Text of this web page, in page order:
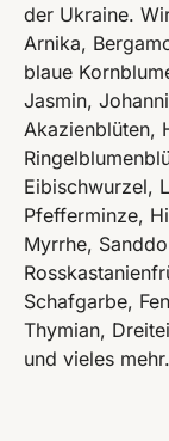
der Ukraine.
Arnika,
blaue
Jasmin,
Akazienblüten,
Eibischwurzel,
Pfefferminze,
Myrrhe,
Schafgarbe,
Thymian,
und vieles mehr.